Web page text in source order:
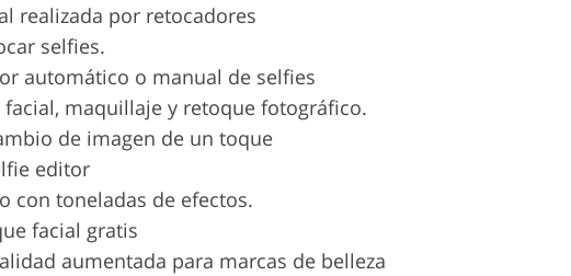
realizada por retocadores
selfies.
automático o manual de selfies
facial, maquillaje y retoque fotográfico.
de imagen de un toque
editor
con toneladas de efectos.
facial gratis
aumentada para marcas de belleza